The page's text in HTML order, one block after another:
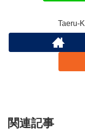
Taeru-
関連記事